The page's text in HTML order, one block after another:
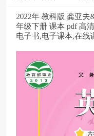
2022年 教科版 龚亚
年级下册 课本 pdf 高
电子书,电子课本,在线